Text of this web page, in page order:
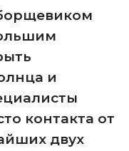
и
контакта от
двух